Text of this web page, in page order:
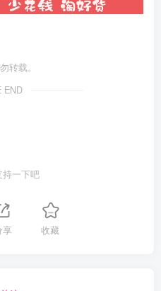
转载。
END
持一下吧
享 收藏